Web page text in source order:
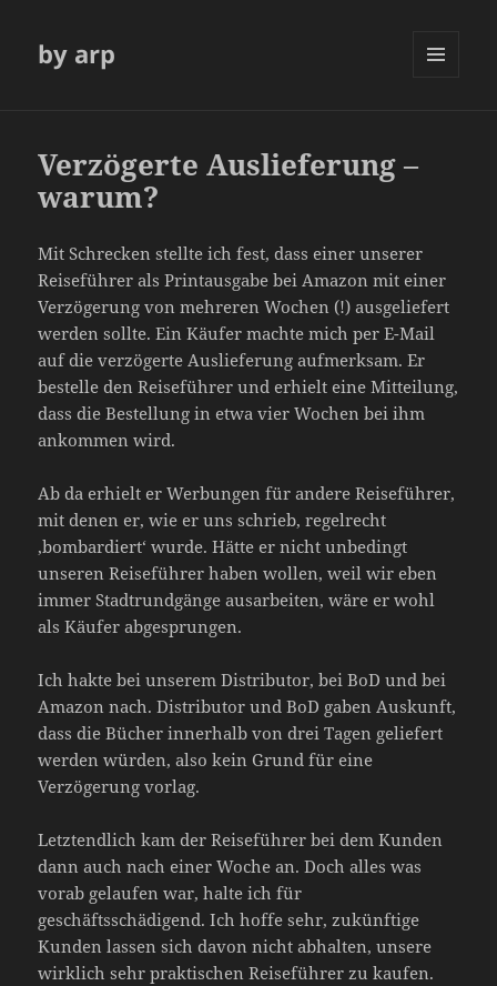
by arp
Verzögerte Auslieferung –
warum?
Mit Schrecken stellte ich fest, dass einer unserer
Reiseführer als Printausgabe bei Amazon mit einer
Verzögerung von mehreren Wochen (!) ausgeliefert
werden sollte. Ein Käufer machte mich per E-Mail
auf die verzögerte Auslieferung aufmerksam. Er
bestelle den Reiseführer und erhielt eine Mitteilung,
dass die Bestellung in etwa vier Wochen bei ihm
ankommen wird.
Ab da erhielt er Werbungen für andere Reiseführer,
mit denen er, wie er uns schrieb, regelrecht
‚bombardiert‘ wurde. Hätte er nicht unbedingt
unseren Reiseführer haben wollen, weil wir eben
immer Stadtrundgänge ausarbeiten, wäre er wohl
als Käufer abgesprungen.
Ich hakte bei unserem Distributor, bei BoD und bei
Amazon nach. Distributor und BoD gaben Auskunft,
dass die Bücher innerhalb von drei Tagen geliefert
werden würden, also kein Grund für eine
Verzögerung vorlag.
Letztendlich kam der Reiseführer bei dem Kunden
dann auch nach einer Woche an. Doch alles was
vorab gelaufen war, halte ich für
geschäftsschädigend. Ich hoffe sehr, zukünftige
Kunden lassen sich davon nicht abhalten, unsere
wirklich sehr praktischen Reiseführer zu kaufen.